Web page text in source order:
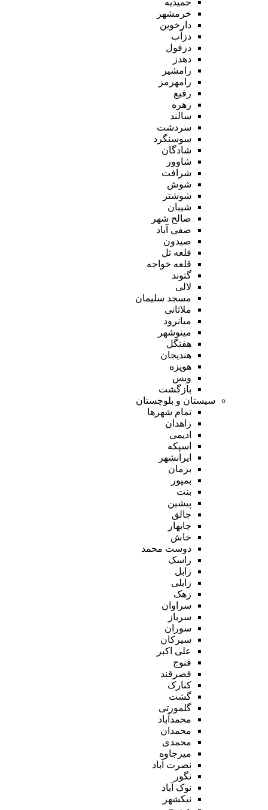
خرمشهر
دارخوین
دزآب
دزفول
دهدز
رامشیر
رامهرمز
رفیع
زهره
سالند
سردشت
سوسنگرد
شادگان
شاوور
شرافت
شوش
شوشتر
شیبان
صالح شهر
صفی آباد
صیدون
قلعه تل
قلعه خواجه
گتوند
لالی
مسجد سلیمان
ملاثانی
میانرود
مینوشهر
هفتگل
هندیجان
هویزه
ویس
بازگشت
سیستان و بلوچستان
تمام شهر‌ها
زاهدان
ادیمی
اسپکه
ایرانشهر
بزمان
بمپور
بنت
پیشین
جالق
چابهار
خاش
دوست محمد
راسک
زابل
زابلی
زهک
سراوان
سرباز
سوران
سیرکان
علی اکبر
فنوج
قصرقند
کنارک
گشت
گلمورتی
محمدآباد
محمدان
محمدی
میرجاوه
نصرت آباد
نگور
نوک آباد
نیکشهر